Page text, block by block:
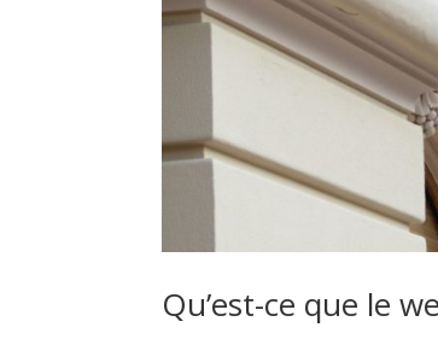
Qu’est-ce que le